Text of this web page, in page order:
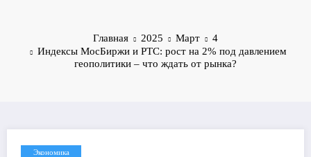
Главная 2025 Март
4
Индексы МосБиржи и РТС: рост на 2% под давлением
геополитики – что ждать от рынка?
Экономика